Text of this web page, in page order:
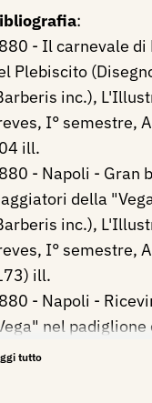
:
- Il carnevale di
Plebiscito
inc.),
I° semestre,
ill.
- Napoli - Gran
della
inc.),
I° semestre,
ill.
- Napoli -
nel
dei sigg.
tutto